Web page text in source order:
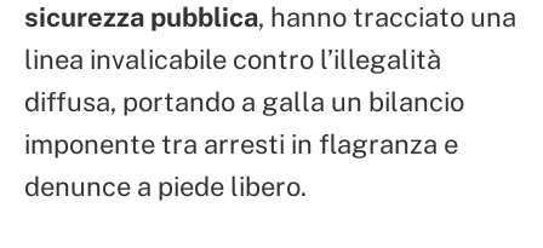
sicurezza pubblica, hanno tracciato una
linea invalicabile contro l’illegalità
diffusa, portando a galla un bilancio
imponente tra arresti in flagranza e
denunce a piede libero.